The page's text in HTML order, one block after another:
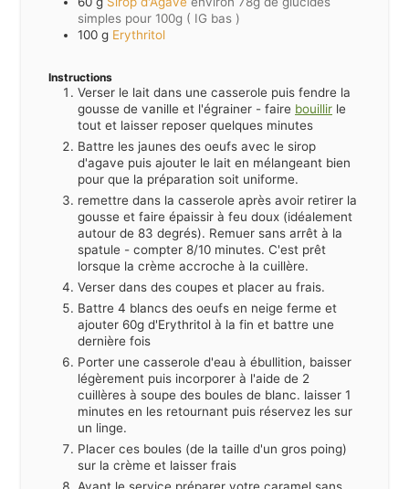
simples pour 100g ( IG bas )
100 g Erythritol
Instructions
Verser le lait dans une casserole puis fendre la
gousse de vanille et l'égrainer - faire bouillir le
tout et laisser reposer quelques minutes
Battre les jaunes des oeufs avec le sirop
d'agave puis ajouter le lait en mélangeant bien
pour que la préparation soit uniforme.
remettre dans la casserole après avoir retirer la
gousse et faire épaissir à feu doux (idéalement
autour de 83 degrés). Remuer sans arrêt à la
spatule - compter 8/10 minutes. C'est prêt
lorsque la crème accroche à la cuillère.
Verser dans des coupes et placer au frais.
Battre 4 blancs des oeufs en neige ferme et
ajouter 60g d'Erythritol à la fin et battre une
dernière fois
Porter une casserole d'eau à ébullition, baisser
légèrement puis incorporer à l'aide de 2
cuillères à soupe des boules de blanc. laisser 1
minutes en les retournant puis réservez les sur
un linge.
Placer ces boules (de la taille d'un gros poing)
sur la crème et laisser frais